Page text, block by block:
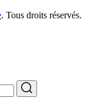
. Tous droits réservés.